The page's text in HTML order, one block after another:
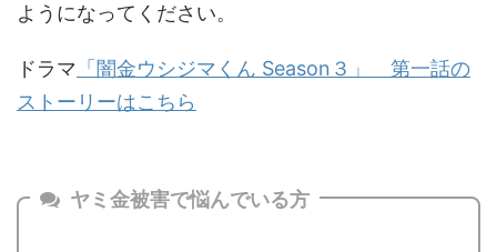
ようになってください。
ドラマ 「闇金ウシジマくん Season３」 第一話の
ストーリーはこちら
ヤミ金被害で悩んでいる方